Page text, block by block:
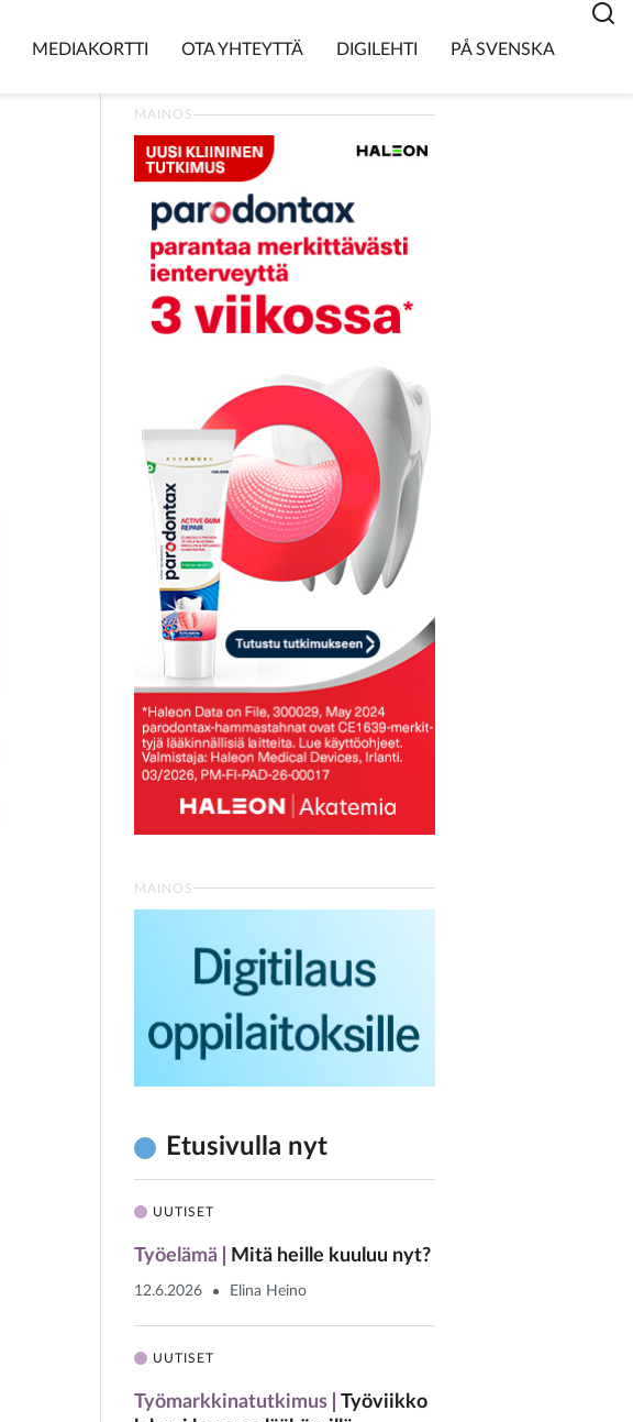
MEDIAKORTTI OTA YHTEYTTÄ DIGILEHTI PÅ SVENSKA
MAINOS
MAINOS
Etusivulla nyt
UUTISET
Työelämä Mitä heille kuuluu nyt?
12.6.2026 Elina Heino
UUTISET
Työmarkkinatutkimus
Työviikko